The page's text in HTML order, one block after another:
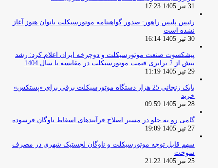
31 تیر 1405 17:23
رئیس پلیس راهور: صدور گواهینامه موتورسیکلت بانوان هنوز آغاز
نشده است
30 تیر 1405 16:14
پیشکسوت صنعت موتورسیکلت و دوچرخه ایران اعلام کرد: رشد
بیش از 2 برابری قیمت موتورسیکلت در مقایسه با سال 1404
29 تیر 1405 11:19
بابک زنجانی 25 هزار دستگاه موتورسیکلت برقی برای «پستکس»
خرید
28 تیر 1405 09:59
گامی رو به جلو در مسیر اصلاح فرآیندهای اسقاط ناوگان فرسوده
27 تیر 1405 19:09
سهم قابل توجه موتورسیکلت و ناوگان لجستیک شهری در مصرف
سوخت
25 تیر 1405 21:22